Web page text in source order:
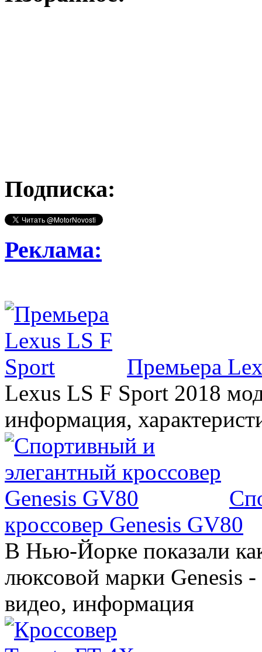
Подписка:
Реклама:
Премьера
Lexus LS F Sport 2018
информация,
кроссовер Genesis GV80
В Нью-Йорке показали
люксовой марки Genesis
видео, информация